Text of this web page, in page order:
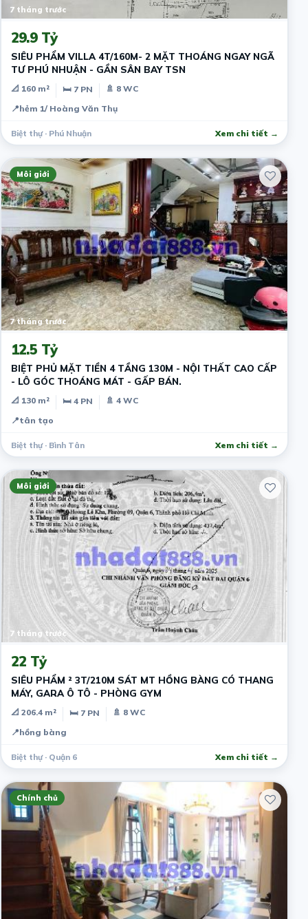
7 tháng trước
29.9 Tỷ
SIÊU PHẨM VILLA 4T/160M- 2 MẶT THOÁNG NGAY NGÃ
TƯ PHÚ NHUẬN - GẦN SÂN BAY TSN
📐 160 m² 🛏 7 PN
🚿 8 WC
📍hẻm 1/ Hoàng Văn Thụ
Biệt thự · Phú Nhuận Xem chi tiết →
Môi giới
7 tháng trước
12.5 Tỷ
BIỆT PHỦ MẶT TIỀN 4 TẦNG 130M - NỘI THẤT CAO CẤP
- LÔ GÓC THOÁNG MÁT - GẤP BÁN.
📐 130 m² 🛏 4 PN
🚿 4 WC
📍tân tạo
Biệt thự · Bình Tân Xem chi tiết →
Môi giới
7 tháng trước
22 Tỷ
SIÊU PHẨM ² 3T/210M SÁT MT HỒNG BÀNG CÓ THANG
MÁY, GARA Ô TÔ - PHÒNG GYM
📐 206.4 m² 🛏 7 PN
🚿 8 WC
📍hồng bàng
Biệt thự · Quận 6 Xem chi tiết →
Chính chủ